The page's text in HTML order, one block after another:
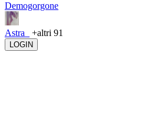
Demogorgone
Astra_ +altri 91
LOGIN